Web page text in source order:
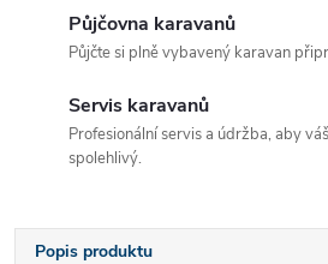
Půjčovna karavanů
Půjčte si plně vybavený karavan
Servis karavanů
Profesionální servis a údržba, aby
spolehlivý.
Popis produktu